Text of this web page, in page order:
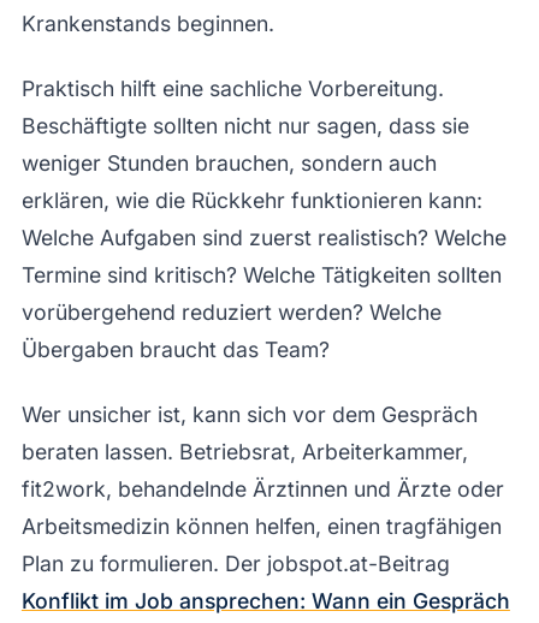
Krankenstands beginnen.
Praktisch hilft eine sachliche Vorbereitung.
Beschäftigte sollten nicht nur sagen, dass sie
weniger Stunden brauchen, sondern auch
erklären, wie die Rückkehr funktionieren kann:
Welche Aufgaben sind zuerst realistisch? Welche
Termine sind kritisch? Welche Tätigkeiten sollten
vorübergehend reduziert werden? Welche
Übergaben braucht das Team?
Wer unsicher ist, kann sich vor dem Gespräch
beraten lassen. Betriebsrat, Arbeiterkammer,
fit2work, behandelnde Ärztinnen und Ärzte oder
Arbeitsmedizin können helfen, einen tragfähigen
Plan zu formulieren. Der jobspot.at-Beitrag
Konflikt im Job ansprechen: Wann ein Gespräch